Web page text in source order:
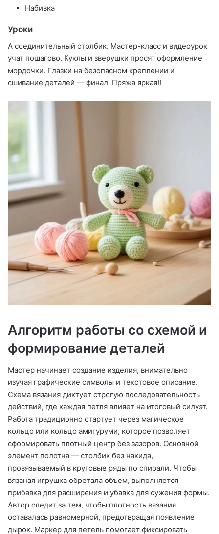
Набивка
Уроки
А соединительный столбик. Мастер-класс и видеоурок
учат пошагово. Куклы и зверушки просят оформление
мордочки. Глазки на безопасном креплении и
сшивание деталей — финал. Пряжа яркая!!
Алгоритм работы со схемой и
формирование деталей
Мастер начинает создание изделия, внимательно
изучая графические символы и текстовое описание.
Схема вязания диктует строгую последовательность
действий, где каждая петля влияет на итоговый силуэт.
Работа традиционно стартует через магическое
кольцо или кольцо амигуруми, которое позволяет
сформировать плотный центр без зазоров. Основной
элемент полотна — столбик без накида,
провязываемый в круговые ряды по спирали. Чтобы
вязаная игрушка обретала объем, выполняется
прибавка для расширения и убавка для сужения формы.
Автор следит за тем, чтобы плотность вязания
оставалась равномерной, предотвращая появление
дырок. Маркер для петель помогает фиксировать